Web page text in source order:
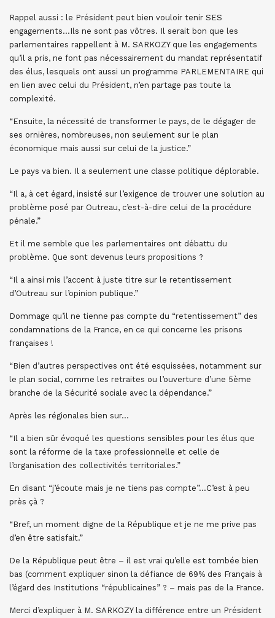
Rappel aussi : le Président peut bien vouloir tenir SES
engagements…Ils ne sont pas vôtres. Il serait bon que les
parlementaires rappellent à M. SARKOZY que les engagements
qu’il a pris, ne font pas nécessairement du mandat représentatif
des élus, lesquels ont aussi un programme PARLEMENTAIRE qui
en lien avec celui du Président, n’en partage pas toute la
complexité.
“Ensuite, la nécessité de transformer le pays, de le dégager de
ses ornières, nombreuses, non seulement sur le plan
économique mais aussi sur celui de la justice.”
Le pays va bien. Il a seulement une classe politique déplorable.
“Il a, à cet égard, insisté sur l’exigence de trouver une solution au
problème posé par Outreau, c’est-à-dire celui de la procédure
pénale.”
Et il me semble que les parlementaires ont débattu du
problème. Que sont devenus leurs propositions ?
“Il a ainsi mis l’accent à juste titre sur le retentissement
d’Outreau sur l’opinion publique.”
Dommage qu’il ne tienne pas compte du “retentissement” des
condamnations de la France, en ce qui concerne les prisons
françaises !
“Bien d’autres perspectives ont été esquissées, notamment sur
le plan social, comme les retraites ou l’ouverture d’une 5ème
branche de la Sécurité sociale avec la dépendance.”
Après les régionales bien sur…
“Il a bien sûr évoqué les questions sensibles pour les élus que
sont la réforme de la taxe professionnelle et celle de
l’organisation des collectivités territoriales.”
En disant “j’écoute mais je ne tiens pas compte”…C’est à peu
près çà ?
“Bref, un moment digne de la République et je ne me prive pas
d’en être satisfait.”
De la République peut être – il est vrai qu’elle est tombée bien
bas (comment expliquer sinon la défiance de 69% des Français à
l’égard des Institutions “républicaines” ? – mais pas de la France.
Merci d’expliquer à M. SARKOZY la différence entre un Président